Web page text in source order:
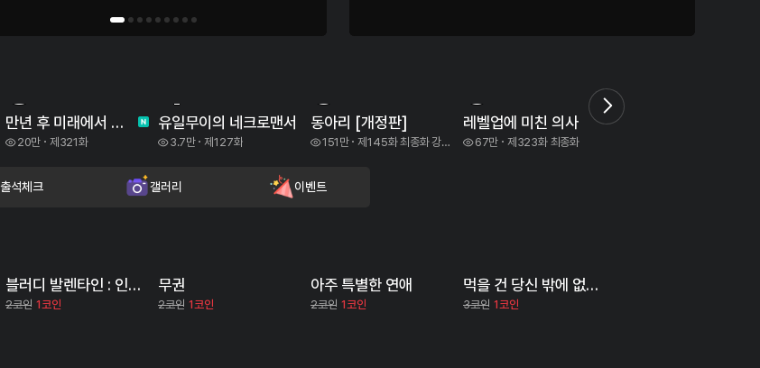
3
만년 후 미래에서 레벨업
20만 제321화
4
유일무이의 네크로맨서
3.7만 제127화
5
동아리 [개정판]
151만 제145화 최종화 강수연
6
레벨업에 미친 의사
67만 제323화 최종화
7
신혼무제
출석체크 갤러리 이벤트
블러디 발렌타인 : 인류종말
2코인 1코인
무권
2코인 1코인
아주 특별한 연애
2코인 1코인
먹을 건 당신 밖에 없어요
3코인 1코인